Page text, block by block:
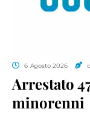
6 Agosto 2026
Arrestato
minorenni